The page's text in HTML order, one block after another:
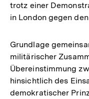
trotz einer
in London gegen
Grundlage
militärischer
Übereinstimmung
hinsichtlich des
demokratischer